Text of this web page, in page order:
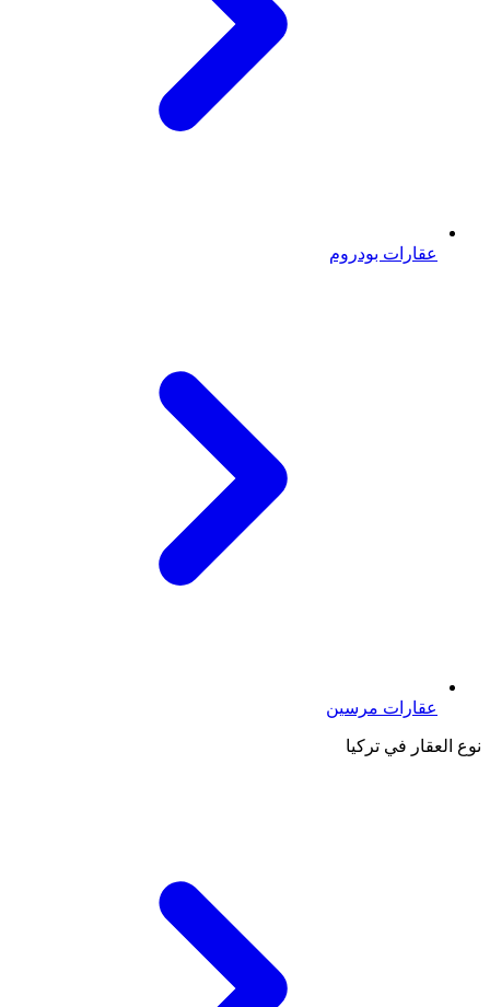
عقارات بودروم
عقارات مرسين
نوع العقار في تركيا